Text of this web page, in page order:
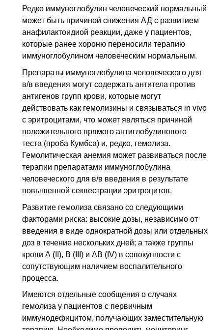
Редко иммуноглобулин человеческий нормальный
может быть причиной снижения АД с развитием
анафилактоидиой реакции, даже у пациентов,
которые ранее хороню переносили терапию
иммуноглобулином человеческим нормальным.
Препараты иммуноглобулина человеческого для
в/в введения могут содержать антитела против
антигенов групп крови, которые могут
действовать как гемолизины и связываться in vivo
с эритроцитами, что может являться причиной
положительного прямого антиглобулинового
теста (проба Кумбса) и, редко, гемолиза.
Гемолитическая анемия может развиваться после
терапии препаратами иммуноглобулина
человеческого для в/в введения в результате
повышенной секвестрации эритроцитов.
Развитие гемолиза связано со следующими
факторами риска: высокие дозы, независимо от
введения в виде однократной дозы или отдельных
доз в течение нескольких дней; а также группы
крови А (II), В (III) и АВ (IV) в совокупности с
сопутствующим наличием воспалительного
процесса.
Имеются отдельные сообщения о случаях
гемолиза у пациентов с первичным
иммунодефицитом, получающих заместительную